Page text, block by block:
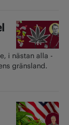
i nästan alla
gränsland.